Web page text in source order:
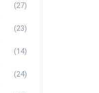
(27)
(23)
(14)
(24)